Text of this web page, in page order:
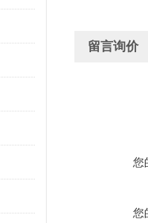
留言询价
您
您